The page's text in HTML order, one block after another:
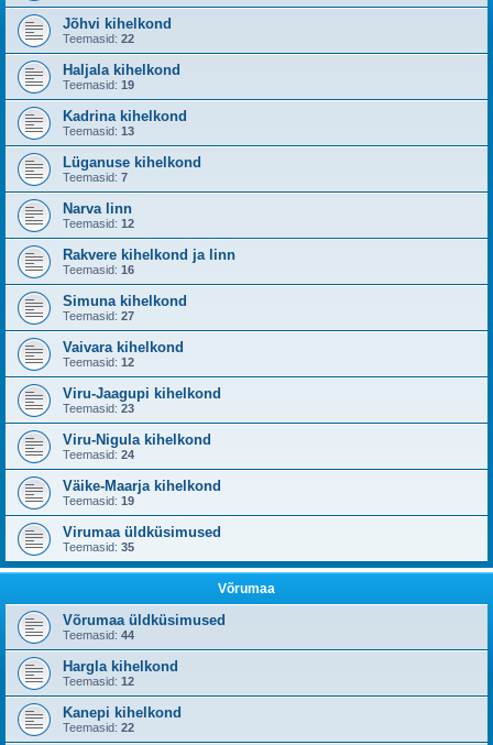
Jõhvi kihelkond
Teemasid: 22
Haljala kihelkond
Teemasid: 19
Kadrina kihelkond
Teemasid: 13
Lüganuse kihelkond
Teemasid: 7
Narva linn
Teemasid: 12
Rakvere kihelkond ja linn
Teemasid: 16
Simuna kihelkond
Teemasid: 27
Vaivara kihelkond
Teemasid: 12
Viru-Jaagupi kihelkond
Teemasid: 23
Viru-Nigula kihelkond
Teemasid: 24
Väike-Maarja kihelkond
Teemasid: 19
Virumaa üldküsimused
Teemasid: 35
Võrumaa
Võrumaa üldküsimused
Teemasid: 44
Hargla kihelkond
Teemasid: 12
Kanepi kihelkond
Teemasid: 22